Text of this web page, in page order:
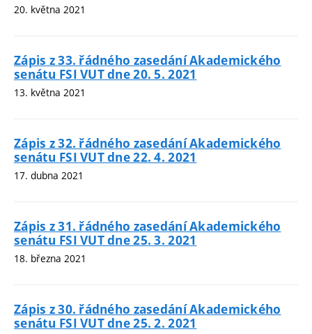
20. května 2021
Zápis z 33. řádného zasedání Akademického
senátu FSI VUT dne 20. 5. 2021
13. května 2021
Zápis z 32. řádného zasedání Akademického
senátu FSI VUT dne 22. 4. 2021
17. dubna 2021
Zápis z 31. řádného zasedání Akademického
senátu FSI VUT dne 25. 3. 2021
18. března 2021
Zápis z 30. řádného zasedání Akademického
senátu FSI VUT dne 25. 2. 2021